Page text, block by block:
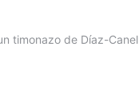
timonazo de Díaz-Canel